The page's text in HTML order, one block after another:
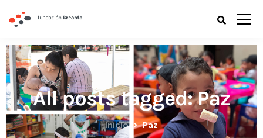
All posts tagged: Paz
Inicio Paz